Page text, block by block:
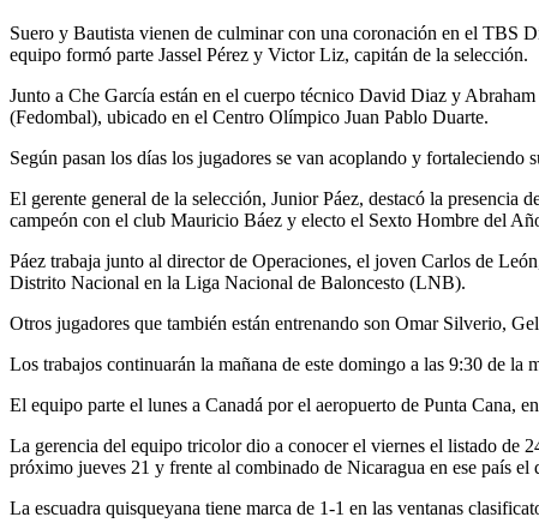
Suero y Bautista vienen de culminar con una coronación en el TBS
equipo formó parte Jassel Pérez y Victor Liz, capitán de la selección.
Junto a Che García están en el cuerpo técnico David Diaz y
(Fedombal), ubicado en el Centro Olímpico Juan Pablo Duarte.
Según pasan los días los jugadores se van acoplando y fortaleciendo
El gerente general de la selección, Junior Páez, destacó la presencia
campeón con el club Mauricio Báez y electo el Sexto Hombre del
Páez trabaja junto al director de Operaciones, el joven Carlos de
Distrito Nacional en la Liga Nacional de Baloncesto (LNB).
Otros jugadores que también están entrenando son Omar Silverio,
Los trabajos continuarán la mañana de este domingo a las 9:30 de
El equipo parte el lunes a Canadá por el aeropuerto de Punta Cana,
La gerencia del equipo tricolor dio a conocer el viernes el listado de
próximo jueves 21 y frente al combinado de Nicaragua en ese país el
La escuadra quisqueyana tiene marca de 1-1 en las ventanas